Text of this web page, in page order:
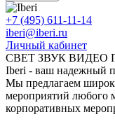
+7 (495) 611-11-14
iberi@iberi.ru
Личный кабинет
СВЕТ ЗВУК ВИДЕО
Iberi - ваш надежный
Мы предлагаем
мероприятий любого
корпоративных